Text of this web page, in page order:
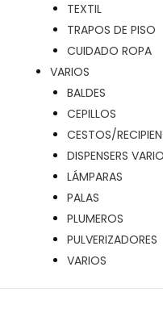
TEXTIL
TRAPOS DE PISO
CUIDADO ROPA
VARIOS
BALDES
CEPILLOS
CESTOS/
DISPENSERS
LÁMPARAS
PALAS
PLUMEROS
PULVERIZADORES
VARIOS